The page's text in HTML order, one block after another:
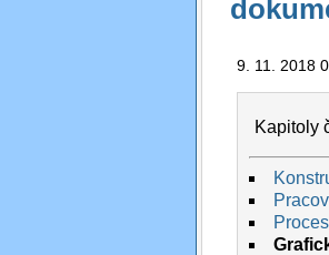
9. 11. 2018
Kapitoly